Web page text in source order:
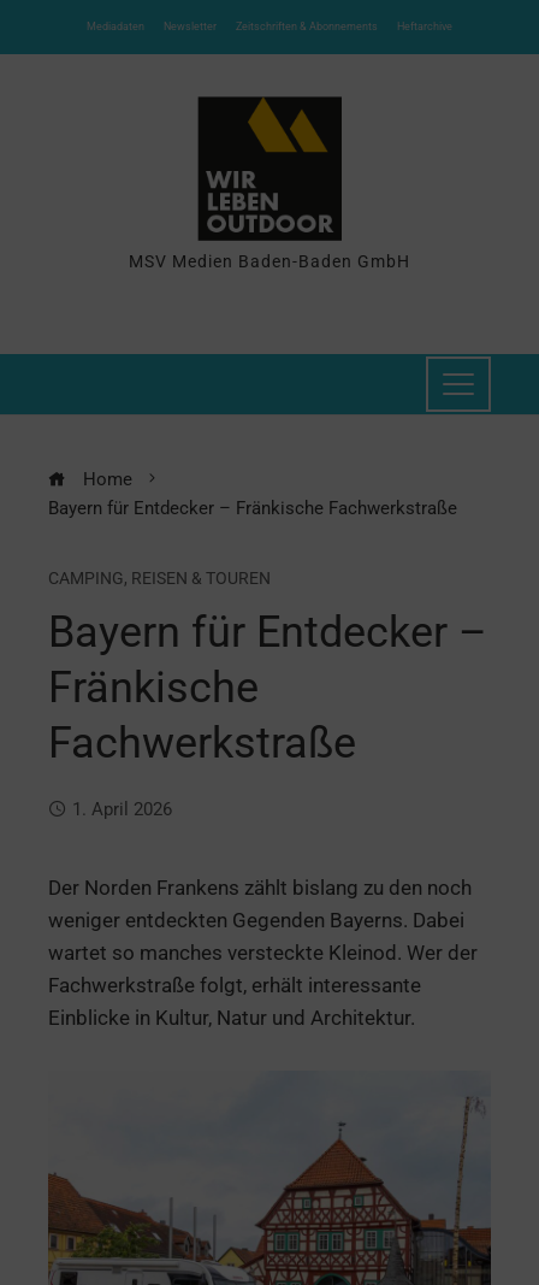
Mediadaten Newsletter Zeitschriften & Abonnements Heftarchive
MSV Medien Baden-Baden GmbH
Home
Bayern für Entdecker – Fränkische Fachwerkstraße
CAMPING, REISEN & TOUREN
Bayern für Entdecker –
Fränkische
Fachwerkstraße
1. April 2026
Der Norden Frankens zählt bislang zu den noch
weniger entdeckten Gegenden Bayerns. Dabei
wartet so manches versteckte Kleinod. Wer der
Fachwerkstraße folgt, erhält interessante
Einblicke in Kultur, Natur und Architektur.